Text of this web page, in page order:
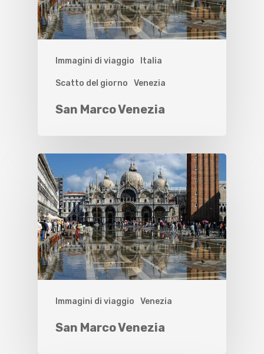
Immagini di viaggio Italia
Scatto del giorno Venezia
San Marco Venezia
Immagini di viaggio Venezia
San Marco Venezia